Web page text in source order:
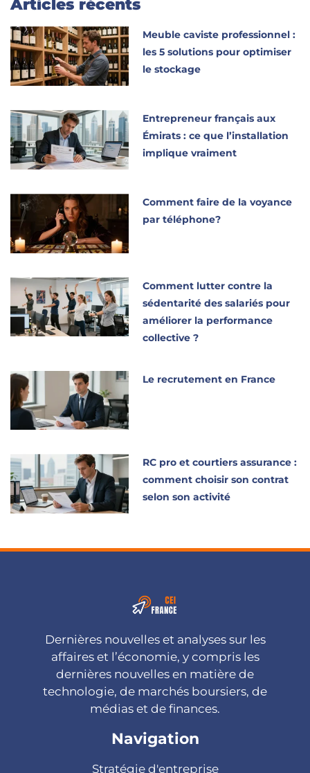
Articles récents
Meuble caviste professionnel :
les 5 solutions pour optimiser
le stockage
Entrepreneur français aux
Émirats : ce que l’installation
implique vraiment
Comment faire de la voyance
par téléphone?
Comment lutter contre la
sédentarité des salariés pour
améliorer la performance
collective ?
Le recrutement en France
RC pro et courtiers assurance :
comment choisir son contrat
selon son activité
Dernières nouvelles et analyses sur les
affaires et l’économie, y compris les
dernières nouvelles en matière de
technologie, de marchés boursiers, de
médias et de finances.
Navigation
Stratégie d'entreprise